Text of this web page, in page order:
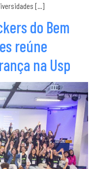
[…]
do Bem
reúne
na Usp